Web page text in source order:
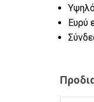
Ευρύ